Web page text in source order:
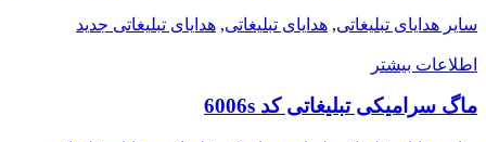
سایر هدایای تبلیغاتی, هدایای تبلیغاتی, هدایای تبلیغاتی جدید
اطلاعات بیشتر
ماگ سرامیکی تبلیغاتی کد 6006s